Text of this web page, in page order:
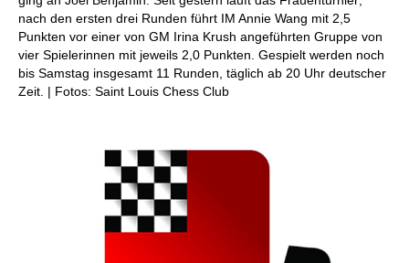
nach den ersten drei Runden führt IM Annie Wang mit 2,5
Punkten vor einer von GM Irina Krush angeführten Gruppe von
vier Spielerinnen mit jeweils 2,0 Punkten. Gespielt werden noch
bis Samstag insgesamt 11 Runden, täglich ab 20 Uhr deutscher
Zeit. | Fotos: Saint Louis Chess Club